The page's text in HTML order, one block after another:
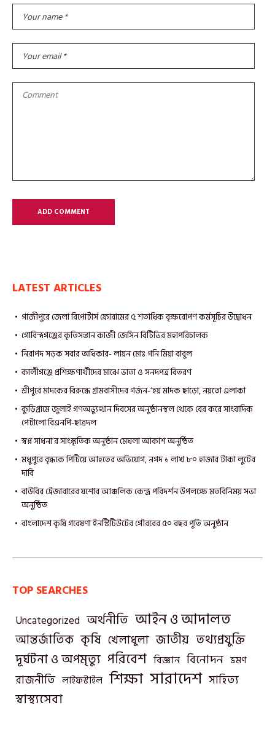
LATEST ARTICLES
গাজীপুরে জেলা রিপোর্টার্স ফোরামের ৫ শতাধিক বৃক্ষরোপণ কর্মসূচির উদ্বোধন
গোবিন্দগঞ্জের কৃতিসন্তান কাজী জেসিন বিটিভির মহাপরিচালক
নিরাপদ সড়ক সবার অধিকার- লায়ন মোঃ গনি মিয়া বাবুল
কালীগঞ্জে প্রশিক্ষণার্থীদের মাঝে ভাতা ও সনদপত্র বিতরণ
শ্রীপুরে মাদকের বিরুদ্ধে গ্রামবাসীদের গর্জন-‘হয় মাদক ছাড়ো, নয়তো এলাকা
কুড়িগ্রামে জুলাই গণঅভ্যুত্থান দিবসের অনুষ্ঠানস্থল থেকে বের করে সাংবাদিক
পেটালো বিএনপি-ছাত্রদল
স্বপ্ন সাধনা’র সাংস্কৃতিক অনুষ্ঠান মেঘলা আকাশ অনুষ্ঠিত
মধুপুরে বৃদ্ধকে পিটিয়ে আহতের অভিযোগ, নগদ ১ লাখ ৮০ হাজার টাকা লুটের
দাবি
বাউবির ট্রেজারারের যশোর আঞ্চলিক কেন্দ্র পরিদর্শন উপলক্ষে মতবিনিময় সভা
অনুষ্ঠিত
বাংলাদেশ কৃষি গবেষণা ইনস্টিটিউটের গৌরবের ৫০ বছর পূর্তি অনুষ্ঠান
TOP SEARCHES
Uncategorized অর্থনীতি আইন ও আদালত
আন্তর্জাতিক কৃষি খেলাধুলা জাতীয় তথ্যপ্রযুক্তি
দূর্ঘটনা ও অপমৃত্যু পরিবেশ বিজ্ঞান বিনোদন ভ্রমণ
রাজনীতি লাইফস্টাইল শিক্ষা সারাদেশ সাহিত্য
স্বাস্থ্যসেবা